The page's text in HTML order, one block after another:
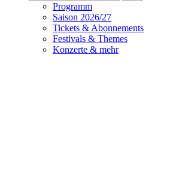
Programm
Saison 2026/27
Tickets & Abonnements
Festivals & Themes
Konzerte & mehr